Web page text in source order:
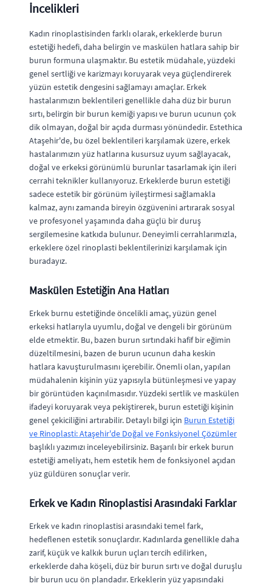
İncelikleri
Kadın rinoplastisinden farklı olarak, erkeklerde burun
estetiği hedefi, daha belirgin ve maskülen hatlara sahip bir
burun formuna ulaşmaktır. Bu estetik müdahale, yüzdeki
genel sertliği ve karizmayı koruyarak veya güçlendirerek
yüzün estetik dengesini sağlamayı amaçlar. Erkek
hastalarımızın beklentileri genellikle daha düz bir burun
sırtı, belirgin bir burun kemiği yapısı ve burun ucunun çok
dik olmayan, doğal bir açıda durması yönündedir. Estethica
Ataşehir'de, bu özel beklentileri karşılamak üzere, erkek
hastalarımızın yüz hatlarına kusursuz uyum sağlayacak,
doğal ve erkeksi görünümlü burunlar tasarlamak için ileri
cerrahi teknikler kullanıyoruz. Erkeklerde burun estetiği
sadece estetik bir görünüm iyileştirmesi sağlamakla
kalmaz, aynı zamanda bireyin özgüvenini artırarak sosyal
ve profesyonel yaşamında daha güçlü bir duruş
sergilemesine katkıda bulunur. Deneyimli cerrahlarımızla,
erkeklere özel rinoplasti beklentilerinizi karşılamak için
buradayız.
Maskülen Estetiğin Ana Hatları
Erkek burnu estetiğinde öncelikli amaç, yüzün genel
erkeksi hatlarıyla uyumlu, doğal ve dengeli bir görünüm
elde etmektir. Bu, bazen burun sırtındaki hafif bir eğimin
düzeltilmesini, bazen de burun ucunun daha keskin
hatlara kavuşturulmasını içerebilir. Önemli olan, yapılan
müdahalenin kişinin yüz yapısıyla bütünleşmesi ve yapay
bir görüntüden kaçınılmasıdır. Yüzdeki sertlik ve maskülen
ifadeyi koruyarak veya pekiştirerek, burun estetiği kişinin
genel çekiciliğini artırabilir. Detaylı bilgi için Burun Estetiği
ve Rinoplasti: Ataşehir'de Doğal ve Fonksiyonel Çözümler
başlıklı yazımızı inceleyebilirsiniz. Başarılı bir erkek burun
estetiği ameliyatı, hem estetik hem de fonksiyonel açıdan
yüz güldüren sonuçlar verir.
Erkek ve Kadın Rinoplastisi Arasındaki Farklar
Erkek ve kadın rinoplastisi arasındaki temel fark,
hedeflenen estetik sonuçlardır. Kadınlarda genellikle daha
zarif, küçük ve kalkık burun uçları tercih edilirken,
erkeklerde daha köşeli, düz bir burun sırtı ve doğal duruşlu
bir burun ucu ön plandadır. Erkeklerin yüz yapısındaki